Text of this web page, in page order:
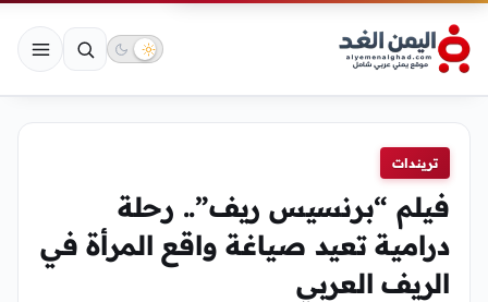
تريندات
فيلم “برنسيس ريف”.. رحلة
درامية تعيد صياغة واقع المرأة في
الريف العربي